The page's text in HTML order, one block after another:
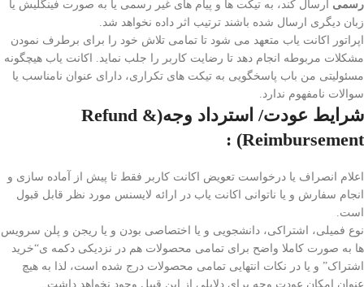
رسمی ارسال کند، به تیکت ها و پیام های غیر رسمی یا به صورت فینگلیش یا
زبان دیگری ارسال شده باشند ترتیب اثر داده نخواهد شد.
اپراتور اکانت یاب متعهد می شود تا تمامی تلاش خود را برای برطرف نمودن
مشکلات مربوطه انجام دهد تا رضایت کاربر را جلب نماید. اکانت یاب هیچگونه
مسئولیتی من باب پاسخگویی به تیکت های تکراری، دارای عنوان نامناسب یا
سوالات نامفهوم ندارد.
شرایط عودت/ استرداد وجه (Refund &
Reimbursement) :
اعلام انصراف یا درخواست تعویض اکانت کاربر فقط تا پیش از آماده سازی و
انجام سفارش و یا ناتوانی اکانت یاب در ارائه لایسنس مورد نظر قابل قبول
است.
نوع فمیلی، اشتراکی، دانشجویی و یا اختصاصی بودن و یا ریجن و پلن سرویس
ها به صورت کاملا واضح برای تمامی محصولات هم در نزدیکی دکمه ی“خرید
اشتراک” و یا در نکات انتهایی تمامی محصولات درج شده است، لذا به هیچ
عنوان امکان عودت وجه برای دلایلی از این قبیل وجود نخواهد داشت.